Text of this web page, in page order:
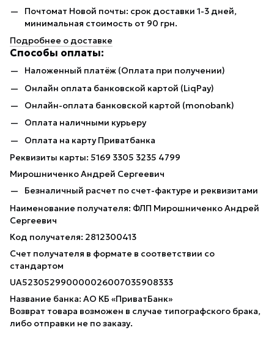
Почтомат Новой почты: срок доставки 1-3 дней,
минимальная стоимость от 90 грн.
Подробнее о доставке
Способы оплаты:
Наложенный платёж (Оплата при получении)
Онлайн оплата банковской картой (LiqPay)
Онлайн-оплата банковской картой (monobank)
Оплата наличными курьеру
Оплата на карту Приватбанка
Реквизиты карты: 5169 3305 3235 4799
Мирошниченко Андрей Сергеевич
Безналичный расчет по счет-фактуре и реквизитами
Наименование получателя: ФЛП Мирошниченко Андрей
Сергеевич
Код получателя: 2812300413
Счет получателя в формате в соответствии со
стандартом
UA523052990000026007035908333
Название банка: АО КБ «ПриватБанк»
Возврат товара возможен в случае типографского брака,
либо отправки не по заказу.